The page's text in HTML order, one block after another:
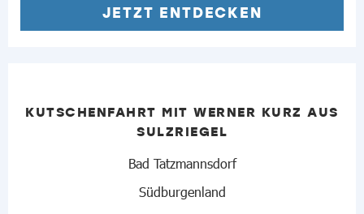
JETZT ENTDECKEN
KUTSCHENFAHRT MIT WERNER KURZ AUS
SULZRIEGEL
Bad Tatzmannsdorf
Südburgenland